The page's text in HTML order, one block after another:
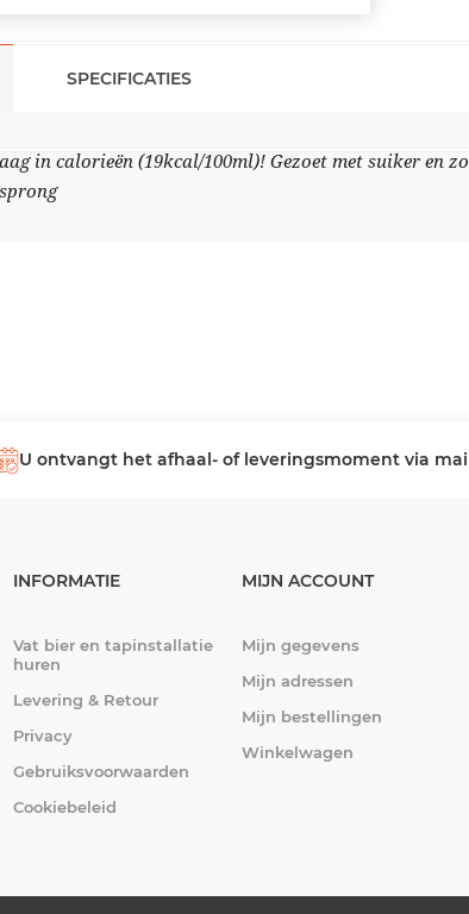
SPECIFICATIES
in calorieën (19kcal/100ml)! Gezoet met suiker en
U ontvangt het afhaal- of leveringsmoment via
INFORMATIE
Vat bier en tapinstallatie
huren
Levering & Retour
Privacy
Gebruiksvoorwaarden
Cookiebeleid
MIJN ACCOUNT
Mijn gegevens
Mijn adressen
Mijn bestellingen
Winkelwagen